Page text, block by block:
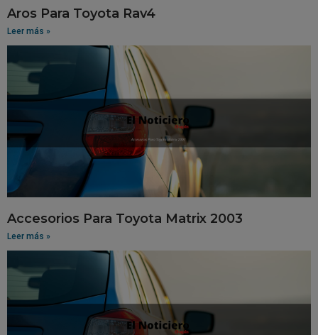
Aros Para Toyota Rav4
Leer más »
Accesorios Para Toyota Matrix 2003
Leer más »